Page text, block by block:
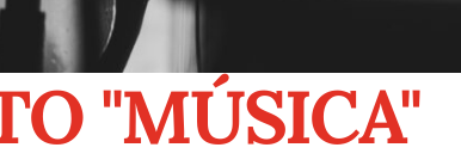
"MÚSICA"